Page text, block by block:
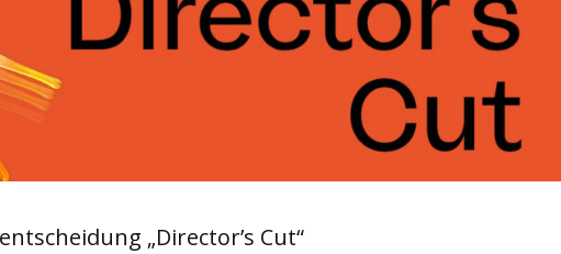
„Director’s Cut“